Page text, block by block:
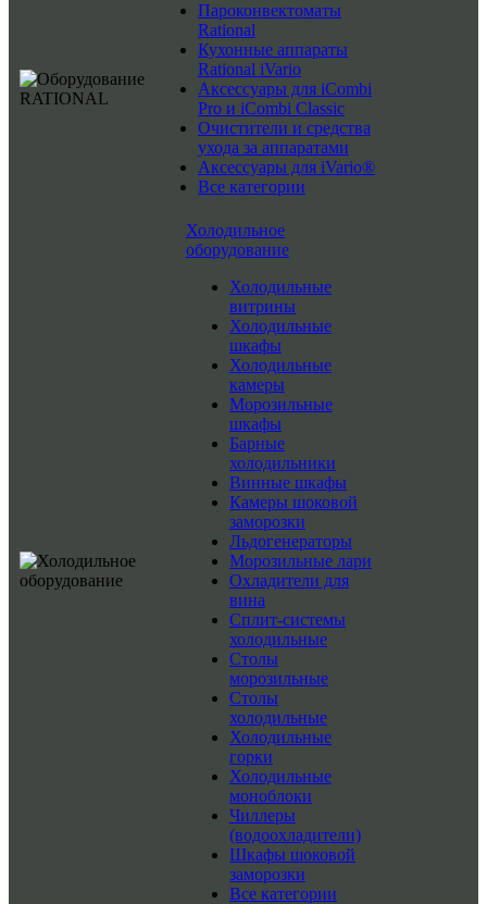
Пароконвектоматы
Rational
Кухонные аппараты
Rational iVario
Аксессуары для iCombi
Pro и iCombi Classic
Очистители и средства
ухода за аппаратами
Аксессуары для iVario®
Все категории
Холодильное
оборудование
Холодильные
витрины
Холодильные
шкафы
Холодильные
камеры
Морозильные
шкафы
Барные
холодильники
Винные шкафы
Камеры шоковой
заморозки
Льдогенераторы
Морозильные лари
Охладители для
вина
Сплит-системы
холодильные
Столы
морозильные
Столы
холодильные
Холодильные
горки
Холодильные
моноблоки
Чиллеры
(водоохладители)
Шкафы шоковой
заморозки
Все категории